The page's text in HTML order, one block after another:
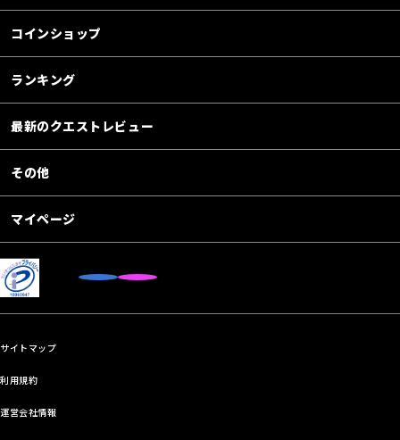
コインショップ
ランキング
最新のクエストレビュー
その他
マイページ
サイトマップ
利用規約
運営会社情報